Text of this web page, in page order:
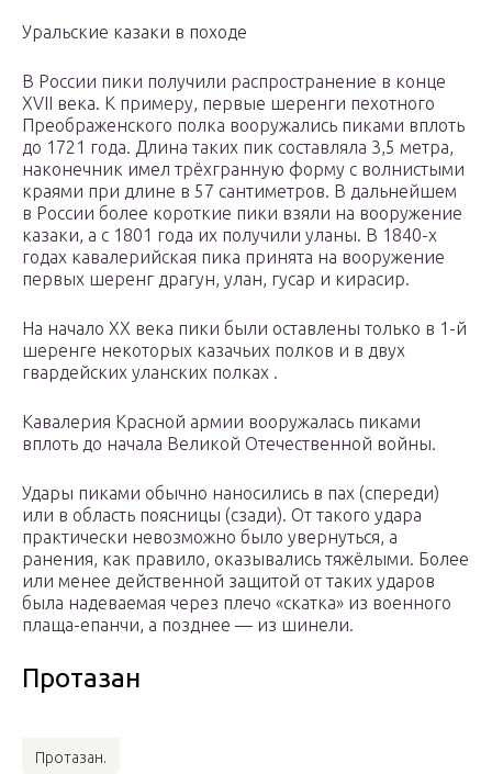
Уральские казаки в походе
В России пики получили распространение в конце
XVII века. К примеру, первые шеренги пехотного
Преображенского полка вооружались пиками вплоть
до 1721 года. Длина таких пик составляла 3,5 метра,
наконечник имел трёхгранную форму с волнистыми
краями при длине в 57 сантиметров. В дальнейшем
в России более короткие пики взяли на вооружение
казаки, а с 1801 года их получили уланы. В 1840-х
годах кавалерийская пика принята на вооружение
первых шеренг драгун, улан, гусар и кирасир.
На начало XX века пики были оставлены только в 1-й
шеренге некоторых казачьих полков и в двух
гвардейских уланских полках .
Кавалерия Красной армии вооружалась пиками
вплоть до начала Великой Отечественной войны.
Удары пиками обычно наносились в пах (спереди)
или в область поясницы (сзади). От такого удара
практически невозможно было увернуться, а
ранения, как правило, оказывались тяжёлыми. Более
или менее действенной защитой от таких ударов
была надеваемая через плечо «скатка» из военного
плаща-епанчи, а позднее — из шинели.
Протазан
Протазан.